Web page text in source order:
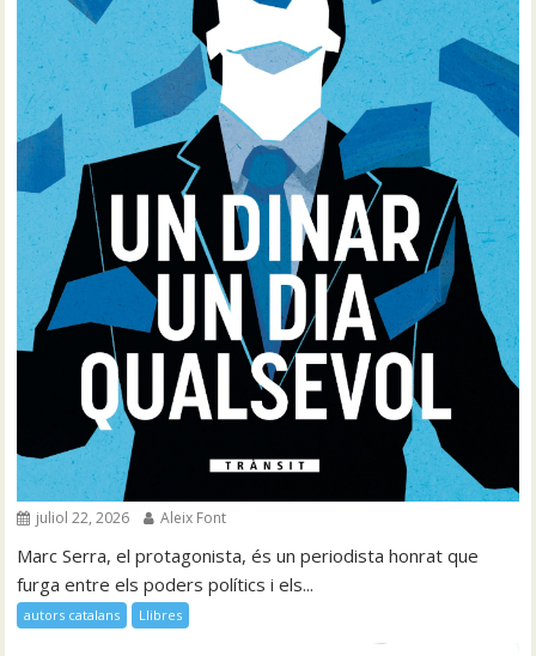
juliol 22, 2026 Aleix Font
Marc Serra, el protagonista, és un periodista honrat que
furga entre els poders polítics i els...
autors catalans Llibres